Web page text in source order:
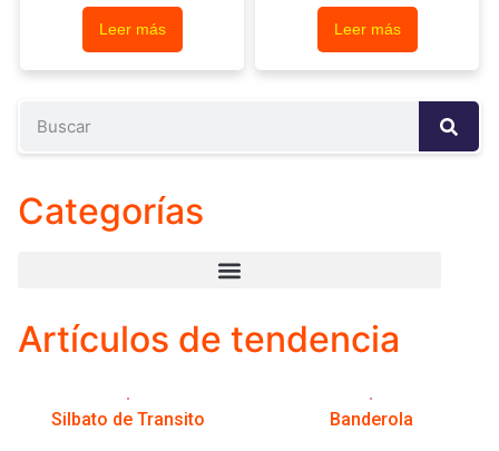
Categorías
Artículos de tendencia
Silbato de Transito Banderola
Leer más Leer más